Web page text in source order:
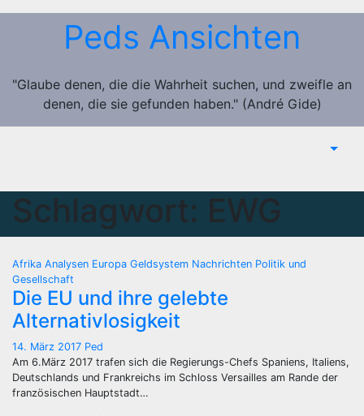
Zum
Peds Ansichten
"Glaube denen, die die Wahrheit suchen, und zweifle an
denen, die sie gefunden haben." (André Gide)
Schlagwort: EWG
Afrika Analysen Europa Geldsystem Nachrichten Politik und
Gesellschaft
Die EU und ihre gelebte
Alternativlosigkeit
14. März 2017 Ped
Am 6.März 2017 trafen sich die Regierungs-Chefs Spaniens, Italiens,
Deutschlands und Frankreichs im Schloss Versailles am Rande der
französischen Hauptstadt…